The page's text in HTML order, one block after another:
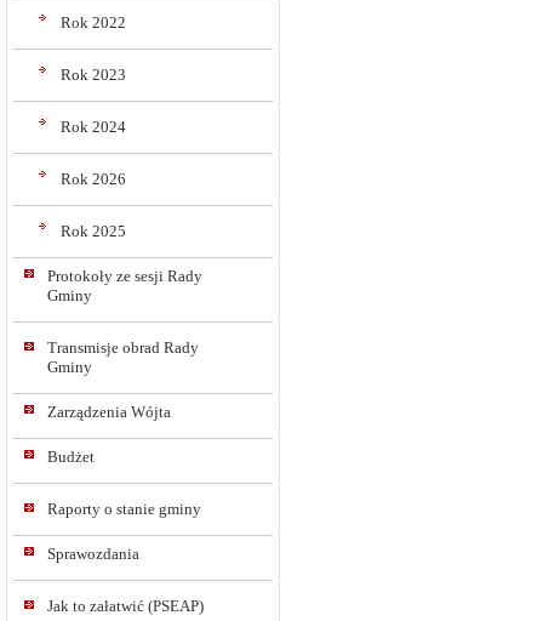
Rok 2022
Rok 2023
Rok 2024
Rok 2026
Rok 2025
Protokoły ze sesji Rady
Gminy
Transmisje obrad Rady
Gminy
Zarządzenia Wójta
Budżet
Raporty o stanie gminy
Sprawozdania
Jak to załatwić (PSEAP)